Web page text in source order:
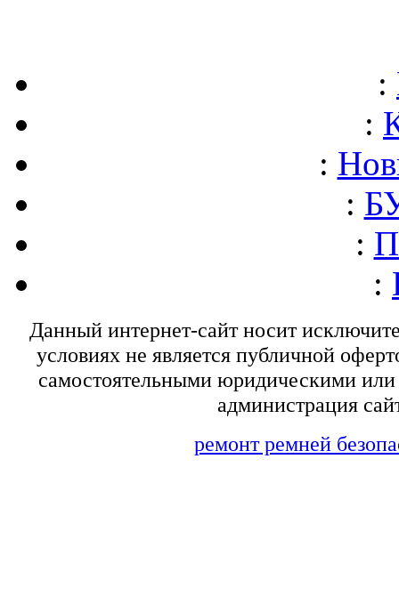
:
:
:
:
:
:
Данный интернет-сайт носит
условиях не является публичной
самостоятельными юридическими
администрация
ремонт ремней